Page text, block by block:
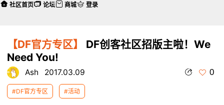
【DF官方专区】
DF创客社区招版主啦！We
Need You!
Ash 2017.03.09 0
#DF官方专区 #活动
社区首页 论坛 商城 登录